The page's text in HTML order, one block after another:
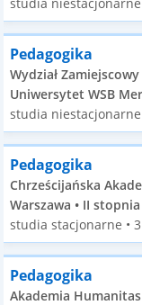
Pedagogika
Wydział
Uniwersytet WSB
studia
Pedagogika
Chrześcijańska
Warszawa • II stopnia
studia stacjonarne •
Pedagogika
Akademia